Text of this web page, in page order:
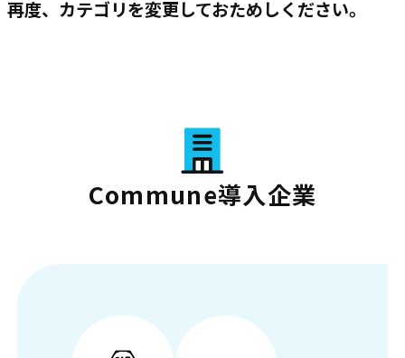
再度、カテゴリを変更しておためしください。
Commune導入企業